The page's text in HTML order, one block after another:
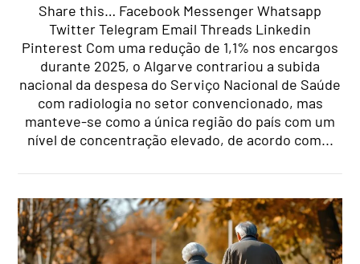
Share this… Facebook Messenger Whatsapp
Twitter Telegram Email Threads Linkedin
Pinterest Com uma redução de 1,1% nos encargos
durante 2025, o Algarve contrariou a subida
nacional da despesa do Serviço Nacional de Saúde
com radiologia no setor convencionado, mas
manteve-se como a única região do país com um
nível de concentração elevado, de acordo com...